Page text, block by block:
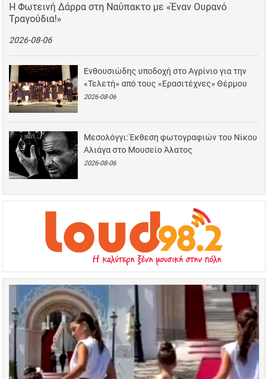
Η Φωτεινή Δάρρα στη Ναύπακτο με «Έναν Ουρανό
Τραγούδια!»
2026-08-06
Ενθουσιώδης υποδοχή στο Αγρίνιο για την
«Τελετή» από τους «Ερασιτέχνες» Θέρμου
2026-08-06
Μεσολόγγι: Έκθεση φωτογραφιών του Νίκου
Αλιάγα στο Μουσείο Άλατος
2026-08-06